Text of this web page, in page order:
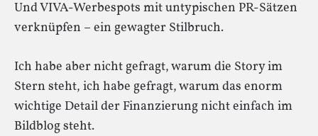
Und VIVA-Werbespots mit untypischen PR-Sätzen
verknüpfen – ein gewagter Stilbruch.
Ich habe aber nicht gefragt, warum die Story im
Stern steht, ich habe gefragt, warum das enorm
wichtige Detail der Finanzierung nicht einfach im
Bildblog steht.